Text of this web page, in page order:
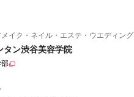
イク・ネイル・エステ・ウエディング
タン渋谷美容学院